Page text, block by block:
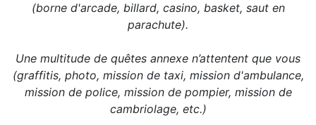
(borne d'arcade, billard, casino, basket, saut en
parachute).
Une multitude de quêtes annexe n’attentent que vous
(graffitis, photo, mission de taxi, mission d'ambulance,
mission de police, mission de pompier, mission de
cambriolage, etc.)